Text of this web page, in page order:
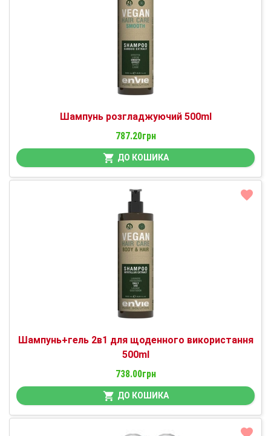
Шампунь розгладжуючий 500ml
787.20грн
ДО КОШИКА
Шампунь+гель 2в1 для щоденного використання
500ml
738.00грн
ДО КОШИКА